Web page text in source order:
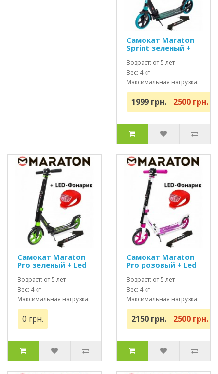
Самокат Maraton
Sprint зеленый +
Led фонарик
Возраст: от 5 лет
Вес: 4 кг
Максимальная нагрузка:
до 100 кг
1999 грн. 2500 грн.
Самокат Maraton
Pro зеленый + Led
Возраст: от 5 лет
Вес: 4 кг
Максимальная нагрузка:
до 100 кг
0 грн.
Самокат Maraton
Pro розовый + Led
фонарик
Возраст: от 5 лет
Вес: 4 кг
Максимальная нагрузка:
до 100 кг
2150 грн. 2500 грн.